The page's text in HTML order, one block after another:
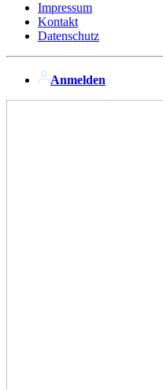
Impressum
Kontakt
Datenschutz
Anmelden